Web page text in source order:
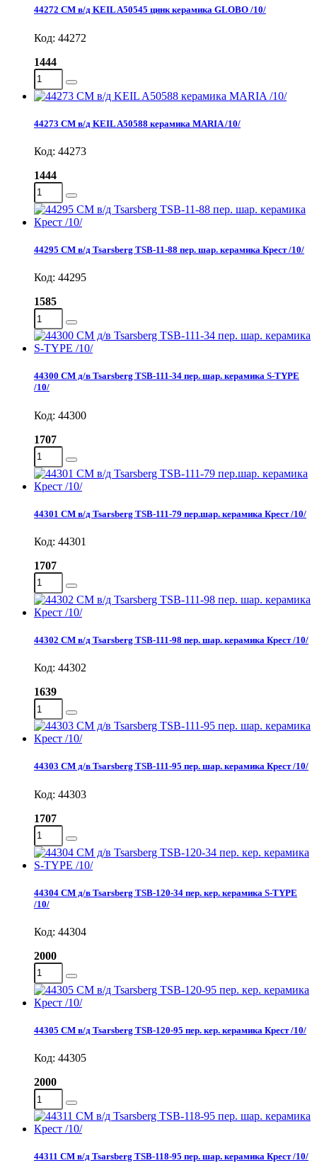
44272 СМ в/д KEIL A50545 цинк керамика GLOBO /10/
Код: 44272
1444
44273 СМ в/д KEIL A50588 керамика MARIA /10/
Код: 44273
1444
44295 СМ в/д Tsarsberg TSB-11-88 пер. шар. керамика Крест /10/
Код: 44295
1585
44300 СМ д/в Tsarsberg TSB-111-34 пер. шар. керамика S-TYPE
/10/
Код: 44300
1707
44301 СМ в/д Tsarsberg TSB-111-79 пер.шар. керамика Крест /10/
Код: 44301
1707
44302 СМ в/д Tsarsberg TSB-111-98 пер. шар. керамика Крест /10/
Код: 44302
1639
44303 СМ д/в Tsarsberg TSB-111-95 пер. шар. керамика Крест /10/
Код: 44303
1707
44304 СМ д/в Tsarsberg TSB-120-34 пер. кер. керамика S-TYPE
/10/
Код: 44304
2000
44305 СМ в/д Tsarsberg TSB-120-95 пер. кер. керамика Крест /10/
Код: 44305
2000
44311 СМ в/д Tsarsberg TSB-118-95 пер. шар. керамика Крест /10/